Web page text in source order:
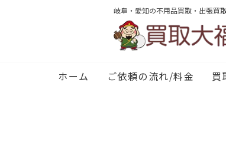
岐阜・愛知の不用品買取・出張買
ホーム ご依頼の流れ/料金 買